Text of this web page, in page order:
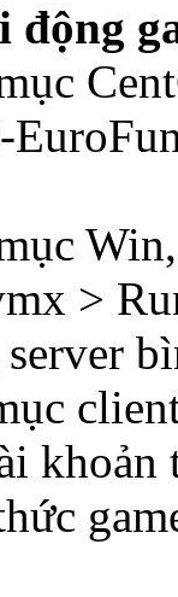
>
khoản